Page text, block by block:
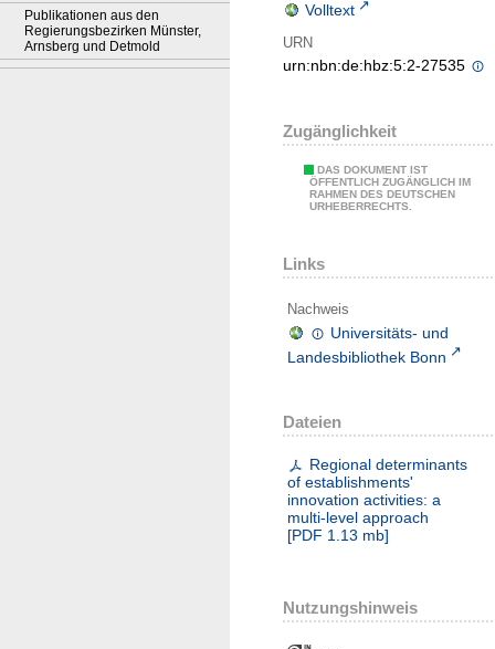
Publikationen aus den
Regierungsbezirken Münster,
Arnsberg und Detmold
Volltext
URN
urn:nbn:de:hbz:5:2-27535
Zugänglichkeit
DAS DOKUMENT IST
ÖFFENTLICH ZUGÄNGLICH IM
RAHMEN DES DEUTSCHEN
URHEBERRECHTS.
Links
Nachweis
Universitäts- und
Landesbibliothek Bonn
Dateien
Regional determinants
of establishments'
innovation activities: a
multi-level approach
[PDF 1.13 mb]
Nutzungshinweis